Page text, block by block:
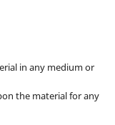
in any medium or
the material for any